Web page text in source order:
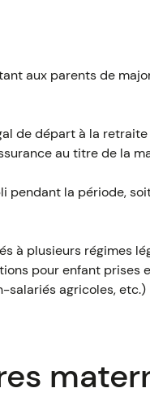
aux parents de
de départ à la
au titre de la
pendant la période,
à plusieurs régimes
pour enfant prises
salariés agricoles,